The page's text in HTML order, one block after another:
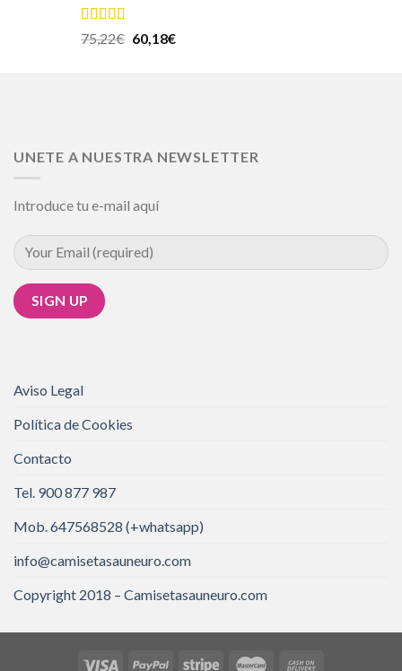
Valorado en
5.00
75,22€ 60,18€
UNETE A NUESTRA NEWSLETTER
Introduce tu e-mail aquí
Aviso Legal
Política de Cookies
Contacto
Tel. 900 877 987
Mob. 647568528 (+whatsapp)
info@camisetasauneuro.com
Copyright 2018 – Camisetasauneuro.com